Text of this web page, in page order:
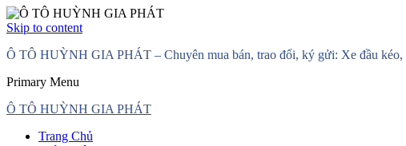
Skip to content
Ô TÔ HUỲNH GIA PHÁT – Chuyên mua bán, trao đổi, ký gửi: Xe đầu kéo,
Primary Menu
Ô TÔ HUỲNH GIA PHÁT
Trang Chủ